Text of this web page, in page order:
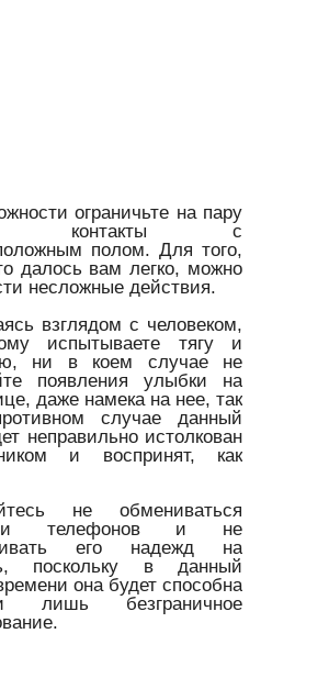
ограничьте на пару
контакты с
полом. Для того,
далось вам легко, можно
несложные действия.
взглядом с человеком,
испытываете тягу и
ни в коем случае не
появления улыбки на
даже намека на нее, так
случае данный
неправильно истолкован
и воспринят, как
не обмениваться
телефонов и не
его надежд на
поскольку в данный
она будет способна
лишь безграничное